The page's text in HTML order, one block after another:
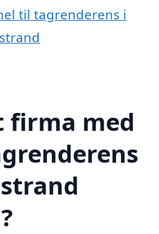
til tagrenderens i
firma med